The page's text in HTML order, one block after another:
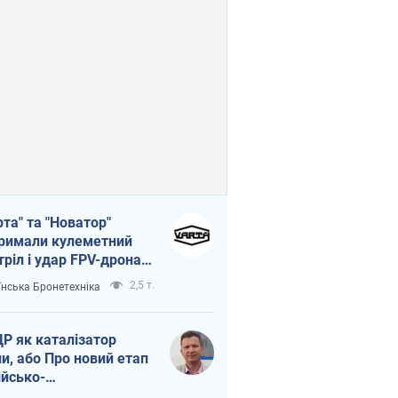
та "Новатор"
кулеметний
і удар FPV-дрона,
життя
ЗСУ
Бронетехніка 2,5 т.
як каталізатор
або Про новий етап